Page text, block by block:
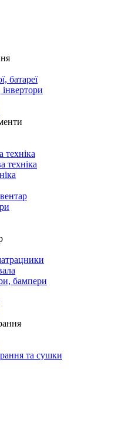
батареї
техніка
техніка
бампери
та сушки